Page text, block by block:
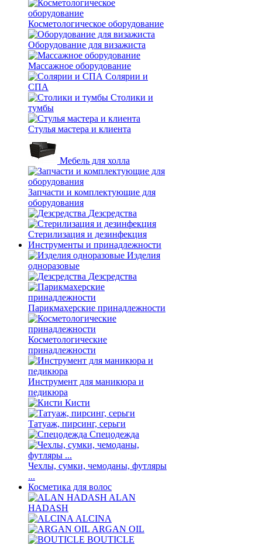
Косметологическое оборудование
Оборудование для визажиста
Массажное оборудование
Солярии и
СПА
Столики и
тумбы
Стулья мастера и клиента
Мебель для холла
Запчасти и комплектующие для
оборудования
Дезсредства
Стерилизация и дезинфекция
Инструменты и принадлежности
Изделия
одноразовые
Дезсредства
Парикмахерские принадлежности
Косметологические
принадлежности
Инструмент для маникюра и
педикюра
Кисти
Татуаж, пирсинг, серьги
Спецодежда
Чехлы, сумки, чемоданы, футляры
...
Косметика для волос
ALAN
HADASH
ALCINA
ARGAN OIL
BOUTICLE